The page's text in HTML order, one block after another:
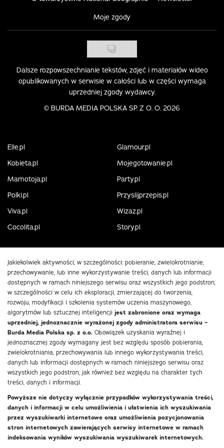
Moje zgody
Dalsze rozpowszechnianie tekstów, zdjęć i materiałów wideo
opublikowanych w serwisie w całości lub w części wymaga
uprzedniej zgody wydawcy.
© BURDA MEDIA POLSKA SP. Z O. O. 2026
Elle.pl
Glamour.pl
Kobieta.pl
Mojegotowanie.pl
Mamotoja.pl
Party.pl
Polki.pl
Przyslijprzepis.pl
Viva.pl
Wizaz.pl
Cocolita.pl
Story.pl
Jakiekolwiek aktywności, w szczególności: pobieranie, zwielokrotnianie,
przechowywanie, lub inne wykorzystywanie treści, danych lub informacji
dostępnych w ramach niniejszego serwisu oraz wszystkich jego podstron,
w szczególności w celu ich eksploracji, zmierzającej do tworzenia,
rozwoju, modyfikacji i szkolenia systemów uczenia maszynowego,
algorytmów lub sztucznej inteligencji jest zabronione oraz wymaga
uprzedniej, jednoznacznie wyrażonej zgody administratora serwisu –
Burda Media Polska sp. z o.o. Obowiązek uzyskania wyraźnej i
jednoznacznej zgody wymagany jest bez względu sposób pobierania,
zwielokrotniania, przechowywania lub innego wykorzystywania treści,
danych lub informacji dostępnych w ramach niniejszego serwisu oraz
wszystkich jego podstron, jak również bez względu na charakter tych
treści, danych i informacji.
Powyższe nie dotyczy wyłącznie przypadków wykorzystywania treści,
danych i informacji w celu umożliwienia i ułatwienia ich wyszukiwania
przez wyszukiwarki internetowe oraz umożliwienia pozycjonowania
stron internetowych zawierających serwisy internetowe w ramach
indeksowania wyników wyszukiwania wyszukiwarek internetowych.